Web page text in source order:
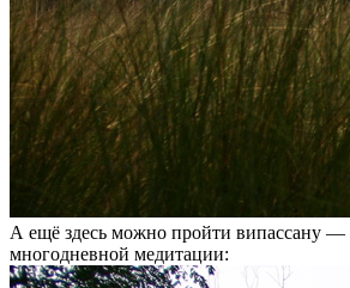
А ещё здесь можно пройти випассану
многодневной медитации: